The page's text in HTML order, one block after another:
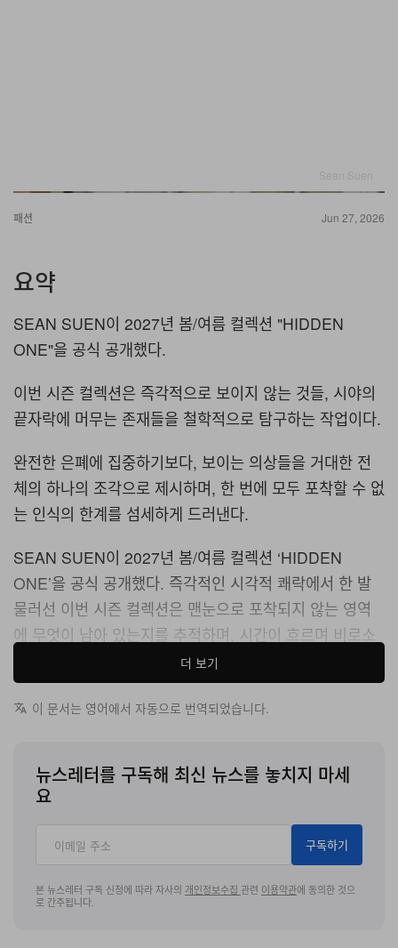
패션 Jun 27, 2026
요약
SEAN SUEN이 2027년 봄/여름 컬렉션 "HIDDEN
ONE"을 공식 공개했다.
이번 시즌 컬렉션은 즉각적으로 보이지 않는 것들, 시야의
끝자락에 머무는 존재들을 철학적으로 탐구하는 작업이다.
완전한 은폐에 집중하기보다, 보이는 의상들을 거대한 전
체의 하나의 조각으로 제시하며, 한 번에 모두 포착할 수 없
는 인식의 한계를 섬세하게 드러낸다.
SEAN SUEN이 2027년 봄/여름 컬렉션 ‘HIDDEN
ONE’을 공식 공개했다. 즉각적인 시각적 쾌락에서 한 발
물러선 이번 시즌 컬렉션은 맨눈으로 포착되지 않는 영역
에 무엇이 남아 있는지를 추적하며, 시간이 흐르며 비로소
해독되도록 설계된 복합적인 형태와 레퍼런스를 정교하게
엮어 깊이 있는 개념적 무드를 구축한다.
자인적 연결들은 시간이 지나며 서서히 모습을 드러나도록
설계되어, 인식의 최전선에 위태롭게 걸쳐 있는 디테일까
지 눈을 들이밀게 만든다. 보다 명상적인 시선에 초점을 옮
김으로써, 런웨이는 즉각적인 미감이란 보다 심층적인 디
자인 언어를 이루는 다층 구조 가운데 하나의 레이어에 불
과하다는 점을 일깨운다.
더 보기
이 문서는 영어에서 자동으로 번역되었습니다.
뉴스레터를 구독해 최신 뉴스를 놓치지 마세
요
구독하기
본 뉴스레터 구독 신청에 따라 자사의 개인정보수집 관련 이용약관에 동의한 것으
로 간주됩니다.